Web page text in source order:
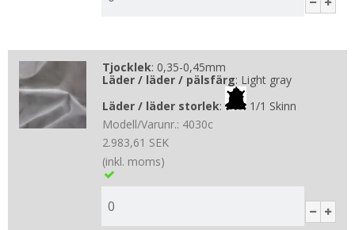
Tjocklek: 0,35-0,45mm
Läder / läder / pälsfärg: Light gray
Läder / läder storlek:
1/1 Skinn
Modell/Varunr.: 4030c
2.983,61 SEK
(inkl. moms)